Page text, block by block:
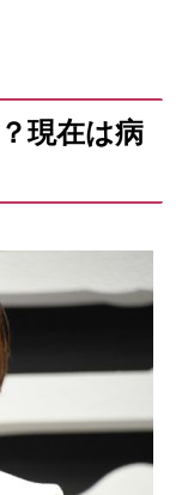
現在は病